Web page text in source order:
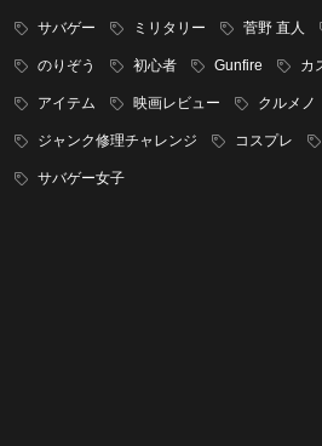
サバゲー ミリタリー 菅野 直人
のりぞう 初心者 Gunfire カ
アイテム 映画レビュー クルメノ
ジャンク修理チャレンジ コスプレ
サバゲー女子